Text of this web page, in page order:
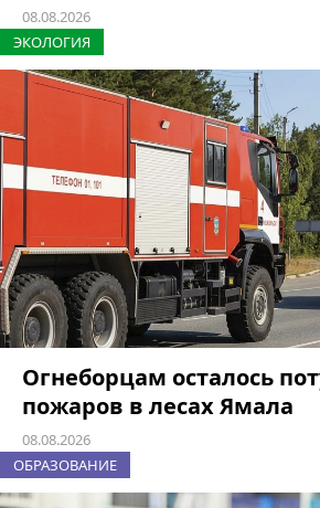
08.08.2026
ЭКОЛОГИЯ
Огнеборцам осталось
пожаров в лесах Ямала
08.08.2026
ОБРАЗОВАНИЕ